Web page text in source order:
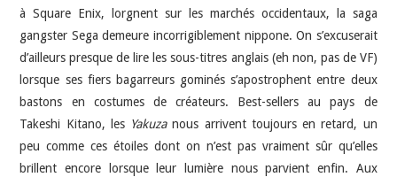
à Square Enix, lorgnent sur les marchés occidentaux, la saga
gangster Sega demeure incorrigiblement nippone. On s’excuserait
d’ailleurs presque de lire les sous-titres anglais (eh non, pas de VF)
lorsque ses fiers bagarreurs gominés s’apostrophent entre deux
bastons en costumes de créateurs. Best-sellers au pays de
Takeshi Kitano, les Yakuzanous arrivent toujours en retard, un
peu comme ces étoiles dont on n’est pas vraiment sûr qu’elles
brillent encore lorsque leur lumière nous parvient enfin. Aux